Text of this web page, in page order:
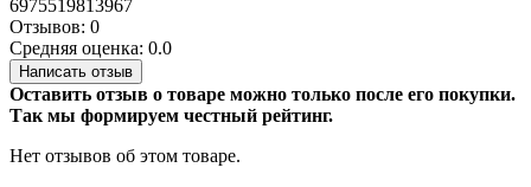
6975519813967
Отзывов: 0
Средняя оценка: 0.0
Написать отзыв
Оставить отзыв о товаре можно только после его покупки.
Так мы формируем честный рейтинг.
Нет отзывов об этом товаре.